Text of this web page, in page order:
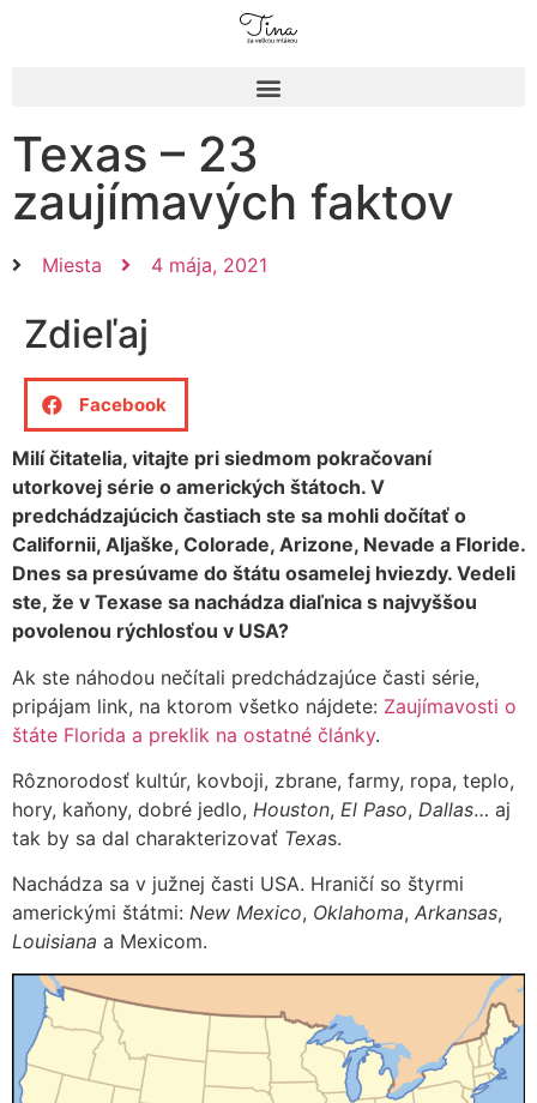
Texas – 23
zaujímavých faktov
Miesta 4 mája, 2021
Zdieľaj
Facebook
Milí čitatelia, vitajte pri siedmom pokračovaní
utorkovej série o amerických štátoch. V
predchádzajúcich častiach ste sa mohli dočítať o
Californii, Aljaške, Colorade, Arizone, Nevade a Floride.
Dnes sa presúvame do štátu osamelej hviezdy. Vedeli
ste, že v Texase sa nachádza diaľnica s najvyššou
povolenou rýchlosťou v USA?
Ak ste náhodou nečítali predchádzajúce časti série,
pripájam link, na ktorom všetko nájdete: Zaujímavosti o
štáte Florida a preklik na ostatné články.
Rôznorodosť kultúr, kovboji, zbrane, farmy, ropa, teplo,
hory, kaňony, dobré jedlo, Houston, El Paso, Dallas… aj
tak by sa dal charakterizovať Texas.
Nachádza sa v južnej časti USA. Hraničí so štyrmi
americkými štátmi: New Mexico, Oklahoma, Arkansas,
Louisiana a Mexicom.